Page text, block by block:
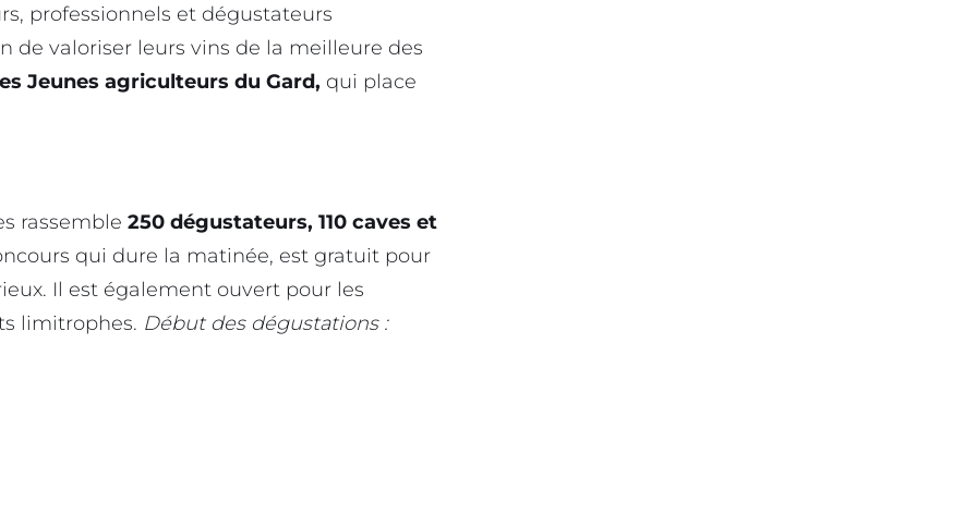
professionnels et dégustateurs
de valoriser leurs vins de la meilleure des
Jeunes agriculteurs du Gard, qui place
rassemble 250 dégustateurs, 110 caves et
qui dure la matinée, est gratuit pour
Il est également ouvert pour les
limitrophes. Début des dégustations :